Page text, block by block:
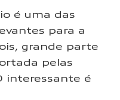
é uma das
para a
grande parte
pelas
interessante é